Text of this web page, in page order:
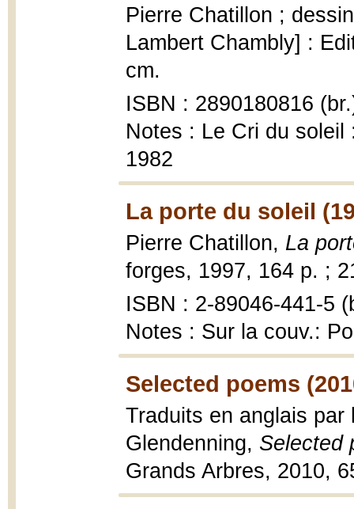
Pierre Chatillon ;
Lambert Chambly] :
cm.
ISBN : 2890180816
Notes : Le Cri du soleil
1982
La porte du soleil
Pierre Chatillon, La
forges, 1997, 164 p. ;
ISBN : 2-89046-441-5
Notes : Sur la couv.:
Selected poems
Traduits en anglais par
Glendenning, Selected
Grands Arbres, 2010,